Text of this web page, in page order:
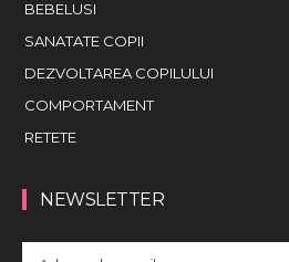
BEBELUSI
SANATATE COPII
DEZVOLTAREA COPILULUI
COMPORTAMENT
RETETE
NEWSLETTER